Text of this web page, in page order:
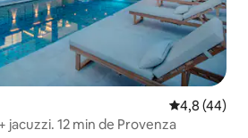
4,8 de uma
4,8 (44)
jacuzzi. 12 min de Provenza